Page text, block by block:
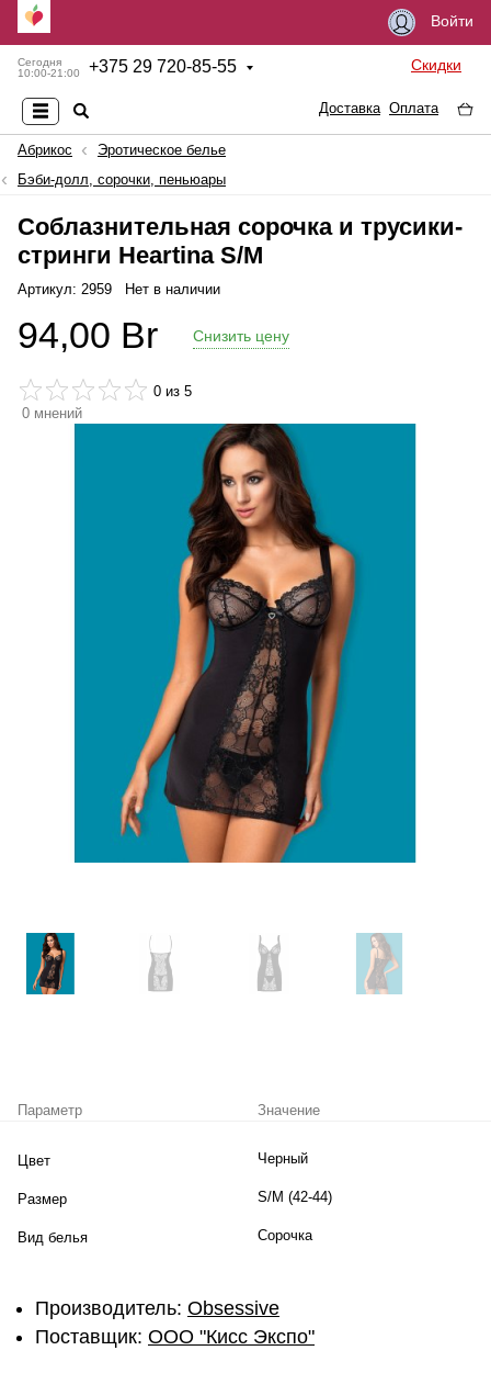
Войти
Сегодня
10:00-21:00
+375 29 720-85-55 Скидки
Доставка Оплата
Абрикос
Эротическое белье
Бэби-долл, сорочки, пеньюары
Соблазнительная сорочка и трусики-
стринги Heartina S/M
Артикул: 2959 Нет в наличии
94,00 Br Снизить цену
0 из 5
0 мнений
Параметр Значение
Цвет Черный
Размер S/M (42-44)
Вид белья Сорочка
Производитель: Obsessive
Поставщик: ОOО "Кисс Экспо"